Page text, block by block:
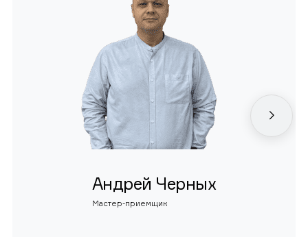
Андрей Черных
Мастер-приемщик